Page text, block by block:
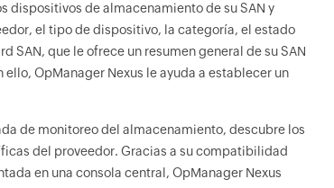
dispositivos de almacenamiento de su SAN y
el tipo de dispositivo, la categoría, el estado
SAN, que le ofrece un resumen general de su SAN
OpManager Nexus le ayuda a establecer un
de monitoreo del almacenamiento, descubre los
del proveedor. Gracias a su compatibilidad
en una consola central, OpManager Nexus